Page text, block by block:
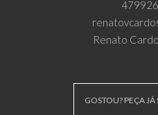
Renato
GOSTOU? PEÇA